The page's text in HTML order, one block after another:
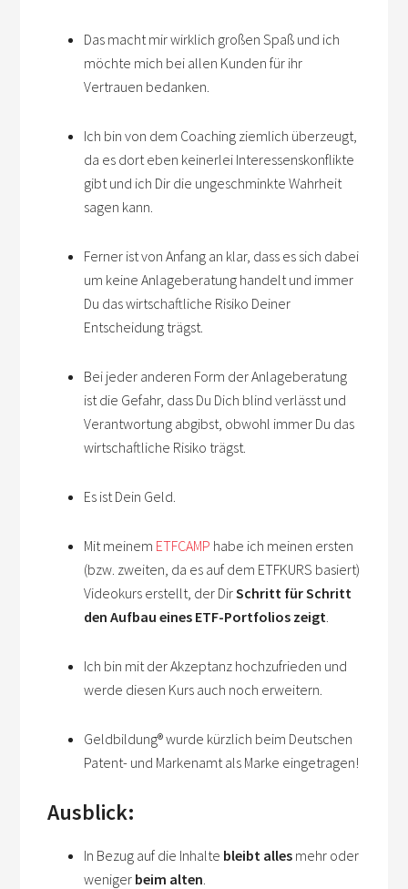
Das macht mir wirklich großen Spaß und ich
möchte mich bei allen Kunden für ihr
Vertrauen bedanken.
Ich bin von dem Coaching ziemlich überzeugt,
da es dort eben keinerlei Interessenskonflikte
gibt und ich Dir die ungeschminkte Wahrheit
sagen kann.
Ferner ist von Anfang an klar, dass es sich dabei
um keine Anlageberatung handelt und immer
Du das wirtschaftliche Risiko Deiner
Entscheidung trägst.
Bei jeder anderen Form der Anlageberatung
ist die Gefahr, dass Du Dich blind verlässt und
Verantwortung abgibst, obwohl immer Du das
wirtschaftliche Risiko trägst.
Es ist Dein Geld.
Mit meinem ETFCAMP habe ich meinen ersten
(bzw. zweiten, da es auf dem ETFKURS basiert)
Videokurs erstellt, der DirSchritt für Schritt
den Aufbau eines ETF-Portfolios zeigt
Ich bin mit der Akzeptanz hochzufrieden und
werde diesen Kurs auch noch erweitern.
Geldbildung® wurde kürzlich beim Deutschen
Patent- und Markenamt als Marke eingetragen!
Ausblick:
In Bezug auf die Inhalte bleibt alles mehr oder
weniger beim alten